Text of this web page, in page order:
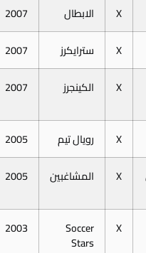
X الابطال
2007
X سترايكرز
2007
X الكينجرز 2007
X رويال تيم
2005
X المشاغبين 2005
X
Soccer
Stars
2003